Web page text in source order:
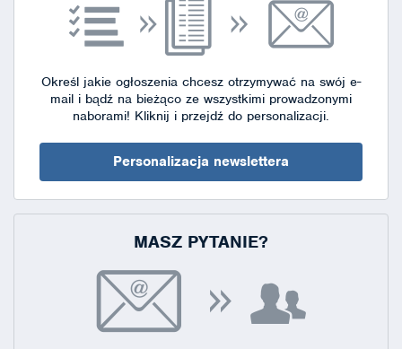
Określ jakie ogłoszenia chcesz otrzymywać na swój e-
mail i bądź na bieżąco ze wszystkimi prowadzonymi
naborami! Kliknij i przejdź do personalizacji.
Personalizacja newslettera
MASZ PYTANIE?